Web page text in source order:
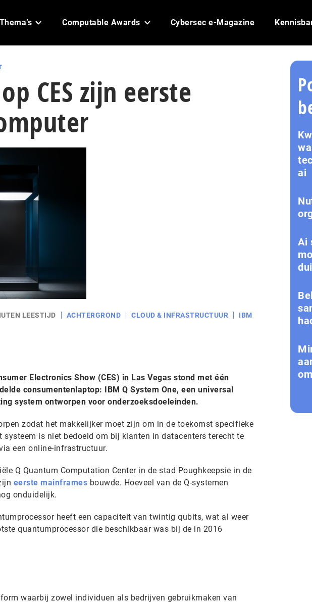
Thema’s Computable Awards Cybersec e-Magazine
CES zijn eerste
LEESTIJD ACHTERGROND CLOUD & INFRASTRUCTUUR IBM
Electronics Show (CES) in Las Vegas stond met één
consumentenlaptop: IBM Q System One, een universal
system ontworpen voor onderzoeksdoeleinden.
zodat het makkelijker moet zijn om in de toekomst specifieke
systeem is niet bedoeld om bij klanten in datacenters terecht te
een online-infrastructuur.
Q Quantum Computation Center in de stad Poughkeepsie in de
eerste mainframes bouwde. Hoeveel van de Q-systemen
onduidelijk.
heeft een capaciteit van twintig qubits, wat al weer
quantumprocessor die beschikbaar was bij de in 2016
waarbij zowel individuen als bedrijven gebruikmaken van
ai
Ai